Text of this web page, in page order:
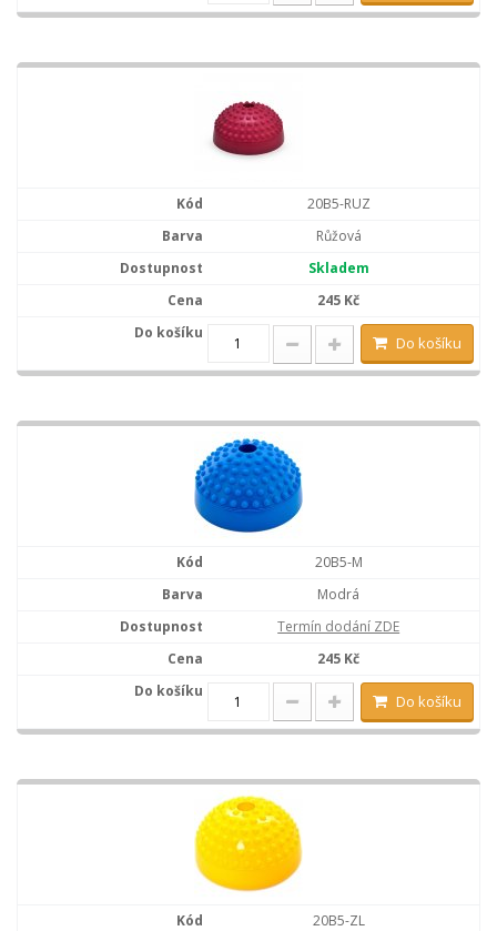
20B5-RUZ
Růžová
Skladem
245 Kč
Do košíku
20B5-M
Modrá
Termín dodání ZDE
245 Kč
Do košíku
20B5-ZL